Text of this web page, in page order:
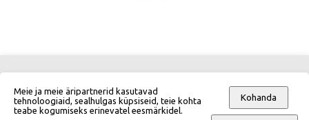
Kontakt Mõõdutabelid
Meie ja meie äripartnerid kasutavad
tehnoloogiaid, sealhulgas küpsiseid, teie kohta
teabe kogumiseks erinevatel eesmärkidel.
Kohanda